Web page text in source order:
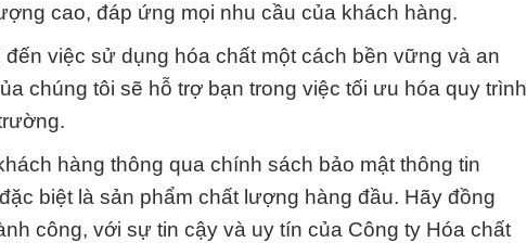
cao, đáp ứng mọi nhu cầu của khách hàng.
việc sử dụng hóa chất một cách bền vững và an
chúng tôi sẽ hỗ trợ bạn trong việc tối ưu hóa quy trình
hàng thông qua chính sách bảo mật thông tin
biệt là sản phẩm chất lượng hàng đầu. Hãy đồng
công, với sự tin cậy và uy tín của Công ty Hóa chất